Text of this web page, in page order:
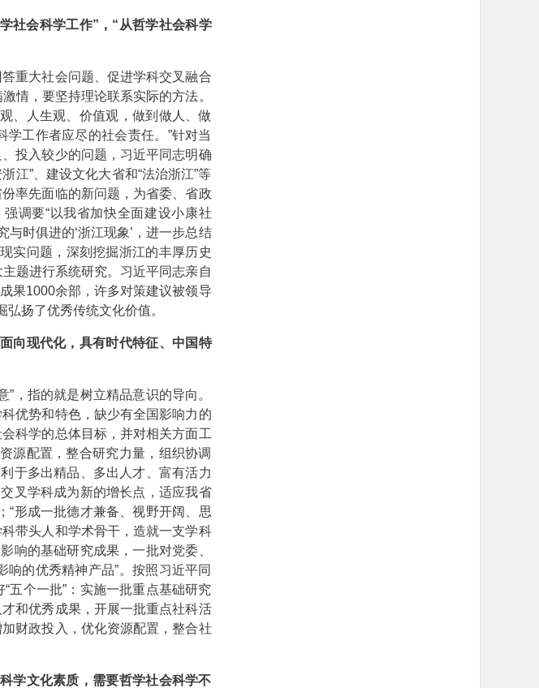
社会科学工作”，“从哲学社会科学
重大社会问题、促进学科交叉融合
情，要坚持理论联系实际的方法。
、人生观、价值观，做到做人、做
工作者应尽的社会责任。”针对当
投入较少的问题，习近平同志明确
江”、建设文化大省和“法治浙江”等
率先面临的新问题，为省委、省政
调要“以我省加快全面建设小康社
时俱进的‘浙江现象’，进一步总结
实问题，深刻挖掘浙江的丰厚历史
题进行系统研究。习近平同志亲自
果1000余部，许多对策建议被领导
扬了优秀传统文化价值。
向现代化，具有时代特征、中国特
指的就是树立精品意识的导向。
优势和特色，缺少有全国影响力的
科学的总体目标，并对相关方面工
源配置，整合研究力量，组织协调
于多出精品、多出人才、富有活力
叉学科成为新的增长点，适应我省
“形成一批德才兼备、视野开阔、思
带头人和学术骨干，造就一支学科
响的基础研究成果，一批对党委、
的优秀精神产品”。按照习近平同
五个一批”：实施一批重点基础研究
和优秀成果，开展一批重点社科活
财政投入，优化资源配置，整合社
学文化素质，需要哲学社会科学不